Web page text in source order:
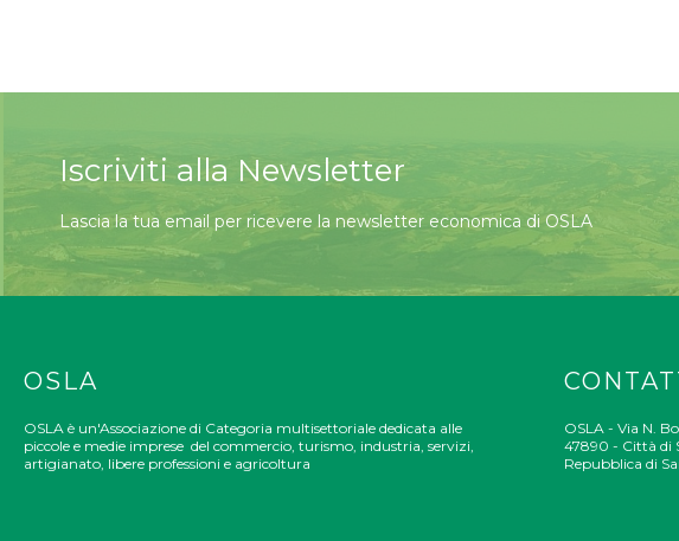
Iscriviti alla Newsletter
Lascia la tua email per ricevere la newsletter economica di OSLA
OSLA
OSLA è un'Associazione di Categoria multisettoriale dedicata alle
piccole e medie imprese del commercio, turismo, industria, servizi,
artigianato, libere professioni e agricoltura
OSLA - Via N.
47890 - Città di
Repubblica di